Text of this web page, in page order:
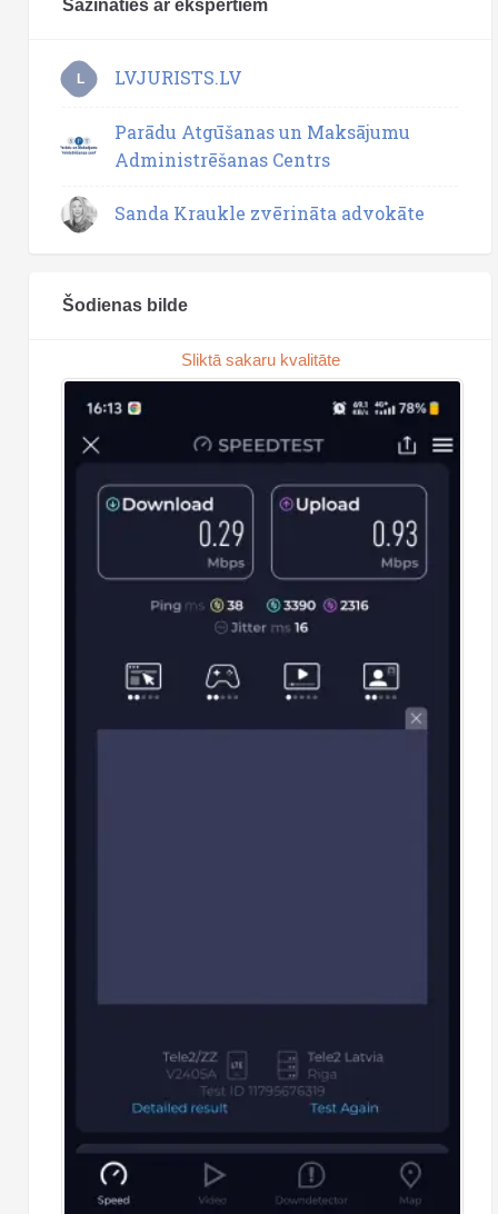
Sazināties ar ekspertiem
L LVJURISTS.LV
Parādu Atgūšanas un Maksājumu
Administrēšanas Centrs
Sanda Kraukle zvērināta advokāte
Šodienas bilde
Sliktā sakaru kvalitāte